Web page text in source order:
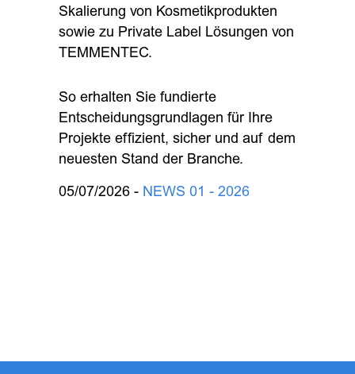
Skalierung von Kosmetikprodukten
sowie zu Private Label Lösungen von
TEMMENTEC.
So erhalten Sie fundierte
Entscheidungsgrundlagen für Ihre
Projekte effizient, sicher und auf dem
neuesten Stand der Branche.
05/07/2026 - NEWS 01 - 2026